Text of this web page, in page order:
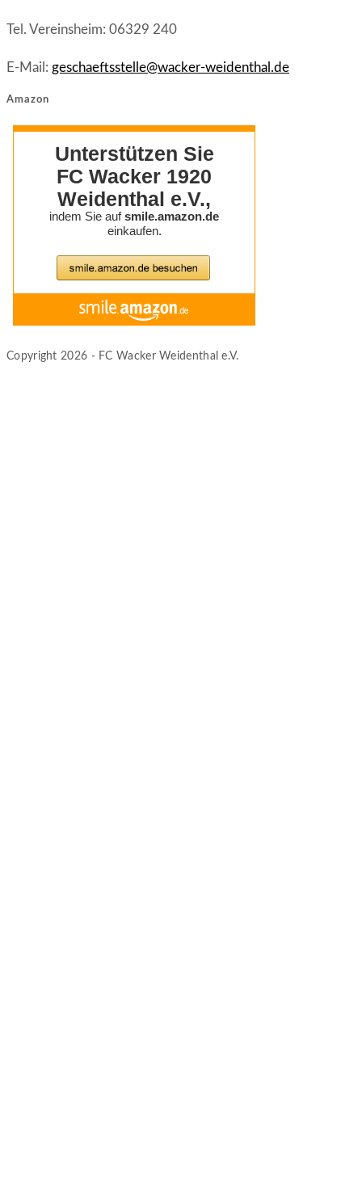
Tel. Vereinsheim: 06329 240
E-Mail: geschaeftsstelle@wacker-weidenthal.de
Amazon
Copyright 2026 - FC Wacker Weidenthal e.V.